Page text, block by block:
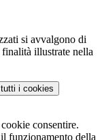
si avvalgono di
illustrate nella
i cookies
consentire.
funzionamento della